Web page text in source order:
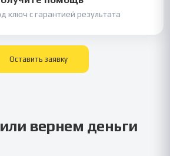
ключ с гарантией результата
Оставить заявку
вернем деньги